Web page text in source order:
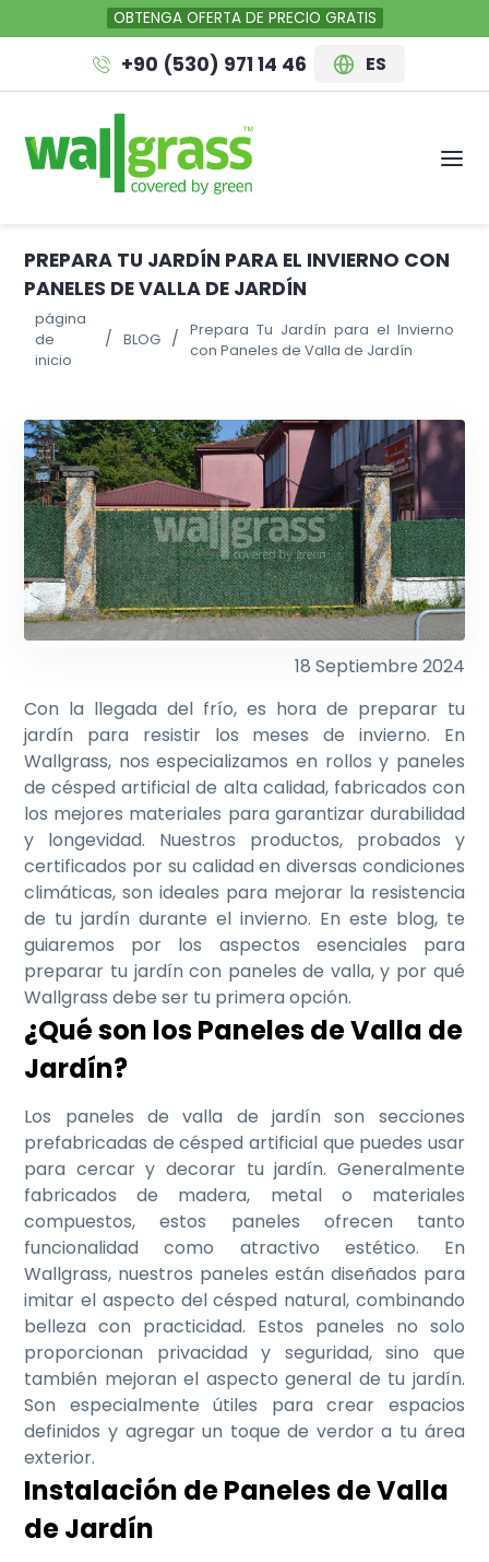
OBTENGA OFERTA DE PRECIO GRATIS
+90 (530) 971 14 46 ES
PREPARA TU JARDÍN PARA EL INVIERNO CON
PANELES DE VALLA DE JARDÍN
página
de
inicio
BLOG
Prepara Tu Jardín para el Invierno
con Paneles de Valla de Jardín
18 Septiembre 2024
Con la llegada del frío, es hora de preparar tu
jardín para resistir los meses de invierno. En
Wallgrass, nos especializamos en rollos y paneles
de césped artificial de alta calidad, fabricados con
los mejores materiales para garantizar durabilidad
y longevidad. Nuestros productos, probados y
certificados por su calidad en diversas condiciones
climáticas, son ideales para mejorar la resistencia
de tu jardín durante el invierno. En este blog, te
guiaremos por los aspectos esenciales para
preparar tu jardín con paneles de valla, y por qué
Wallgrass debe ser tu primera opción.
¿Qué son los Paneles de Valla de
Jardín?
Los paneles de valla de jardín son secciones
prefabricadas de césped artificial que puedes usar
para cercar y decorar tu jardín. Generalmente
fabricados de madera, metal o materiales
compuestos, estos paneles ofrecen tanto
funcionalidad como atractivo estético. En
Wallgrass, nuestros paneles están diseñados para
imitar el aspecto del césped natural, combinando
belleza con practicidad. Estos paneles no solo
proporcionan privacidad y seguridad, sino que
también mejoran el aspecto general de tu jardín.
Son especialmente útiles para crear espacios
definidos y agregar un toque de verdor a tu área
exterior.
Instalación de Paneles de Valla
de Jardín